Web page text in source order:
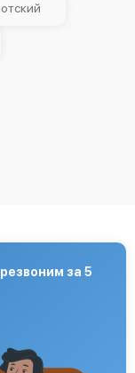
за 5